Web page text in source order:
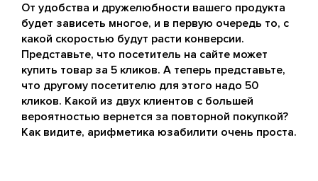
От удобства и дружелюбности вашего продукта
будет зависеть многое, и в первую очередь то, с
какой скоростью будут расти конверсии.
Представьте, что посетитель на сайте может
купить товар за 5 кликов. А теперь представьте,
что другому посетителю для этого надо 50
кликов. Какой из двух клиентов с большей
вероятностью вернется за повторной покупкой?
Как видите, арифметика юзабилити очень проста.